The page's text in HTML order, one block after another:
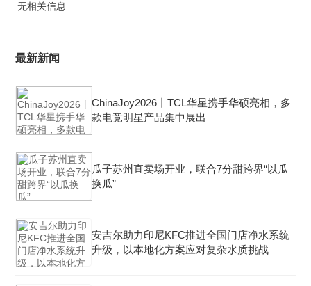
无相关信息
最新新闻
ChinaJoy2026丨TCL华星携手华硕亮相，多
款电竞明星产品集中展出
瓜子苏州直卖场开业，联合7分甜跨界“以瓜
换瓜”
安吉尔助力印尼KFC推进全国门店净水系统
升级，以本地化方案应对复杂水质挑战